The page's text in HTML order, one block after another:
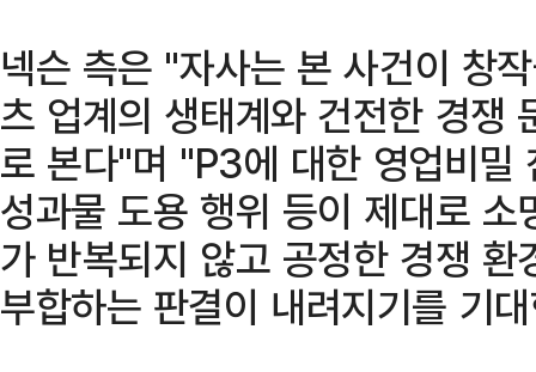
넥슨 측은 "자사는 본 사건이 창
츠 업계의 생태계와 건전한 경쟁
로 본다"며 "P3에 대한 영업비밀
성과물 도용 행위 등이 제대로
가 반복되지 않고 공정한 경쟁
부합하는 판결이 내려지기를 기